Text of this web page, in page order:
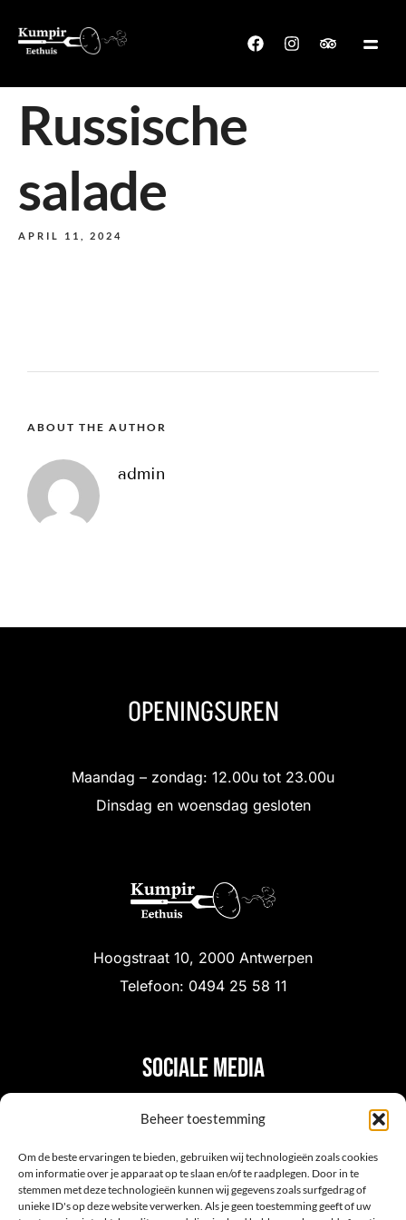
Beheer toestemming
Om de beste ervaringen te bieden, gebruiken wij technologieën zoals cookies
om informatie over je apparaat op te slaan en/of te raadplegen. Door in te
stemmen met deze technologieën kunnen wij gegevens zoals surfgedrag of
unieke ID's op deze website verwerken. Als je geen toestemming geeft of uw
Russische
salade
APRIL 11, 2024
ABOUT THE AUTHOR
admin
OPENINGSUREN
Maandag – zondag: 12.00u tot 23.00u
Dinsdag en woensdag gesloten
Hoogstraat 10, 2000 Antwerpen
Telefoon: 0494 25 58 11
Sociale media